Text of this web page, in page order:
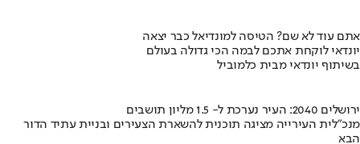
אתם עוד לא שם? הטיסה למונדיאל כבר יצאה
יונדאי לוקחת אתכם לבמה הכי גדולה בעולם
בשיתוף יונדאי מבית כלמוביל
ירושלים 2040: העיר נערכת ל- 1.5 מליון תושבים
מנכ"לית העירייה מציגה תוכנית להשארת הצעירים ובניית עתיד הדור
הבא